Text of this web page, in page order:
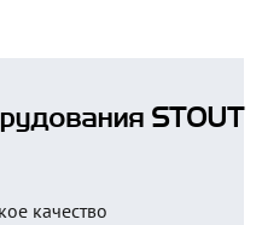
STOUT
качество